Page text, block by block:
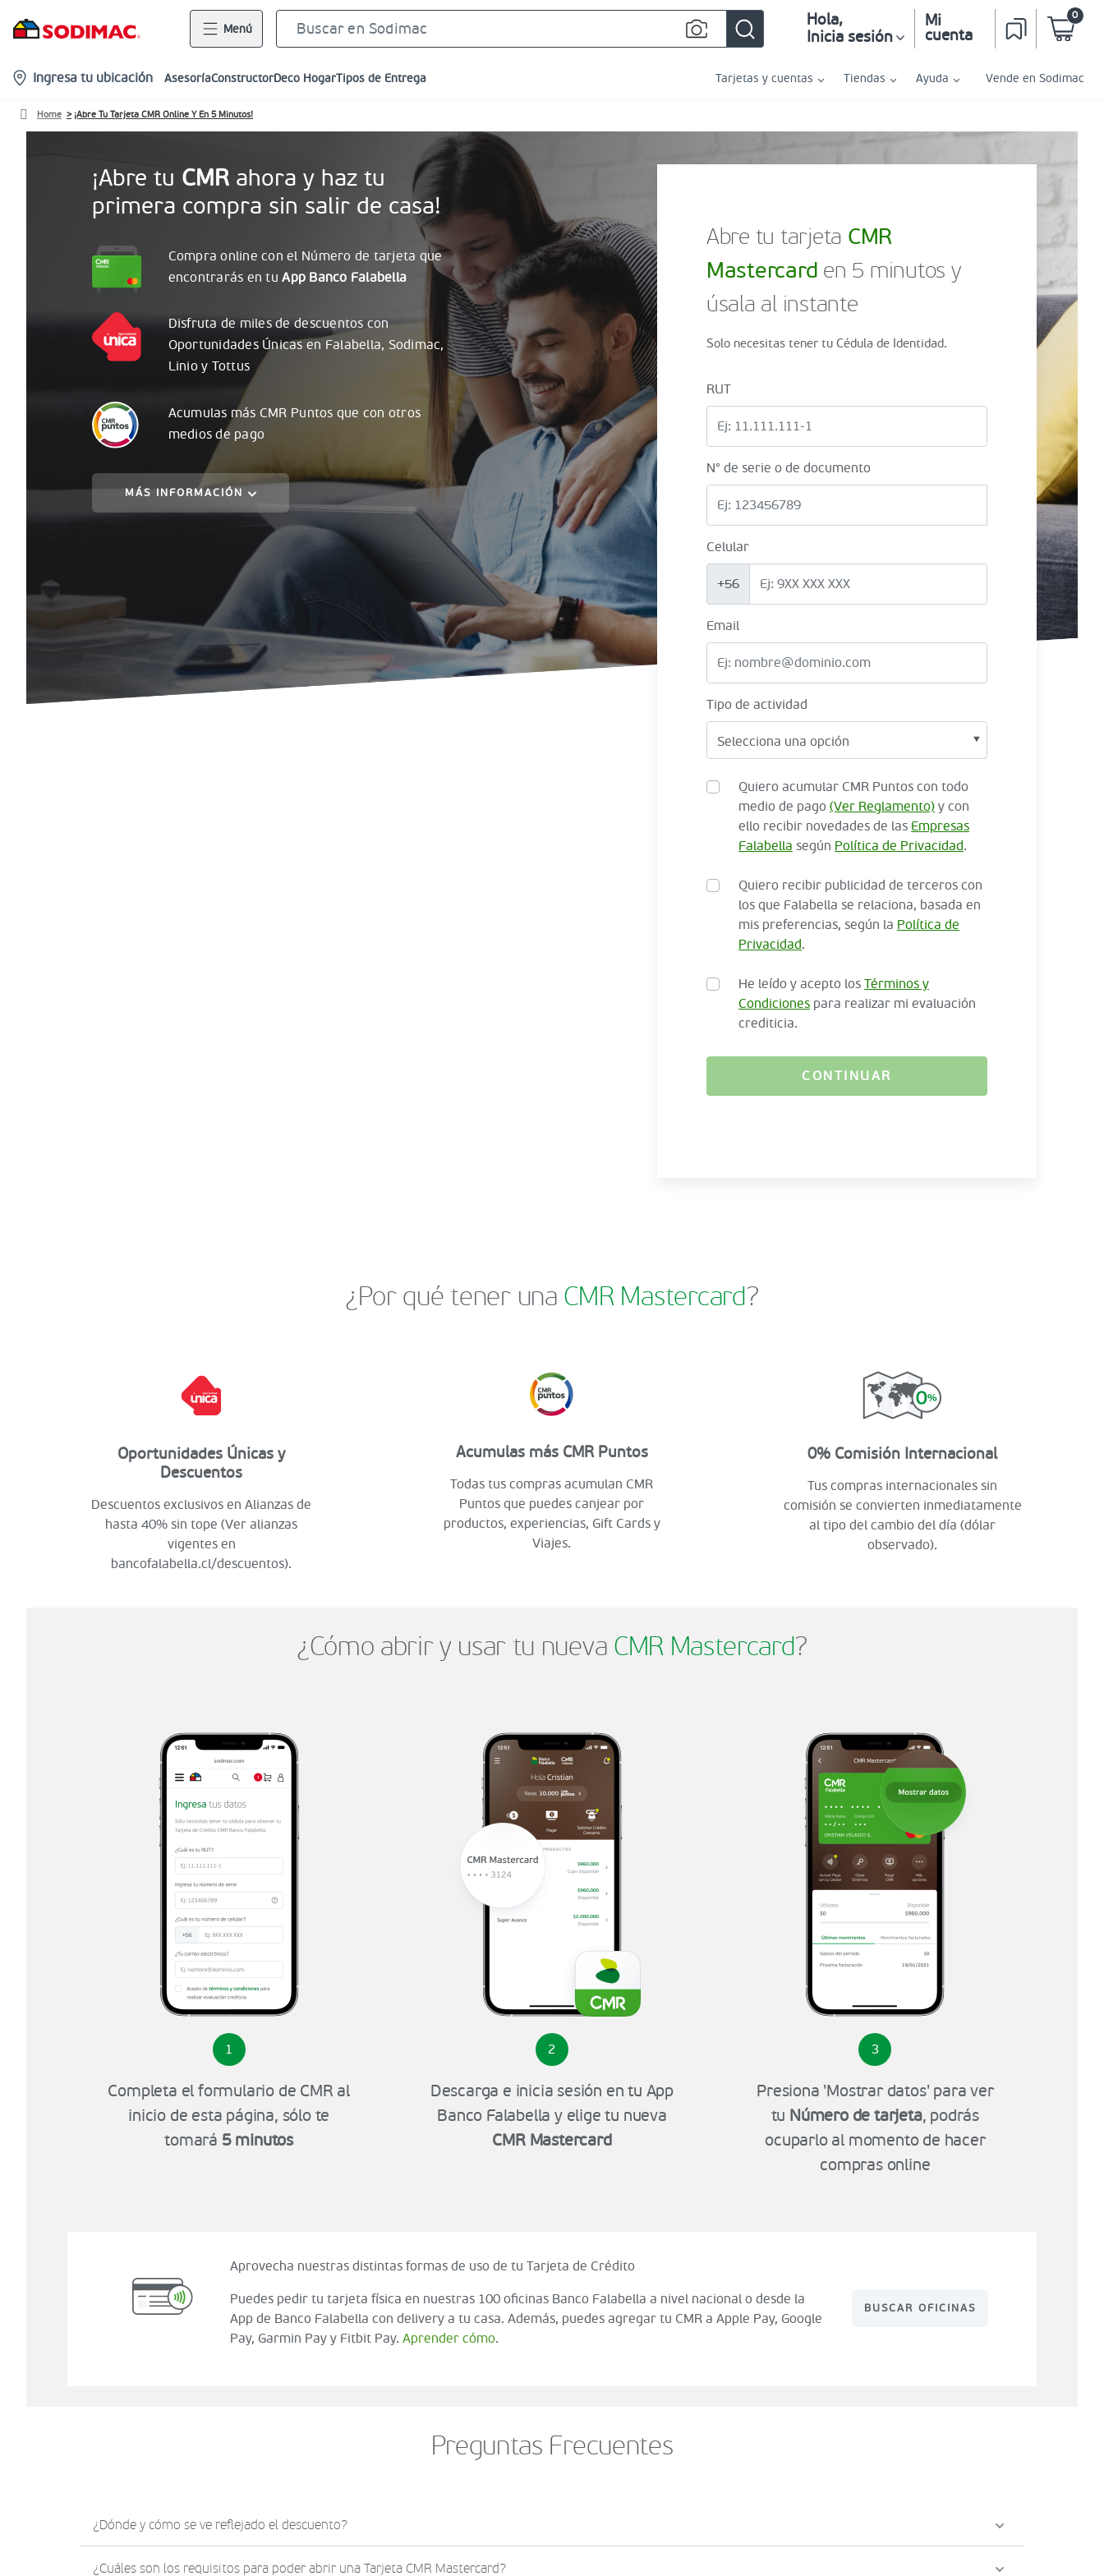
Menú Hola,
Inicia sesión
Mi
cuenta
0
location-
icon
Ingresa tu ubicación AsesoríaConstructorDeco HogarTipos de Entrega Tarjetas y cuentas Tiendas Ayuda Vende en Sodimac
Home ¡Abre Tu Tarjeta CMR Online Y En 5 Minutos!
¡Abre tu CMR ahora y haz tu
primera compra sin salir de casa!
Compra online con el Número de tarjeta que
encontrarás en tu App Banco Falabella
Disfruta de miles de descuentos con
OportunidadesÚnicasen Falabella, Sodimac,
Linio y Tottus
Acumulas más CMR Puntos que con otros
medios de pago
MÁS INFORMACIÓN
Abre tu tarjeta CMR
Mastercard en 5 minutos y
úsala al instante
Solo necesitas tener tu Cédula de Identidad.
RUT
N° de serie o de documento
Celular
+56
Email
Tipo de actividad
Quiero acumular CMR Puntos con todo
medio de pago (Ver Reglamento) y con
ello recibir novedades de las Empresas
Falabella según Política de Privacidad.
Quiero recibir publicidad de terceros con
los que Falabella se relaciona, basada en
mis preferencias, según la Política de
Privacidad.
He leído y acepto los Términos y
Condiciones para realizar mi evaluación
crediticia.
CONTINUAR
¿Por qué tener una CMR Mastercard?
Oportunidades Únicas y
Descuentos
Descuentos exclusivos en Alianzas de
hasta 40% sin tope (Ver alianzas
vigentes en
bancofalabella.cl/descuentos).
Acumulas más CMR Puntos
Todas tus compras acumulan CMR
Puntos que puedes canjear por
productos, experiencias, Gift Cards y
Viajes.
0% Comisión Internacional
Tus compras internacionales sin
comisión se convierten inmediatamente
al tipo del cambio del día (dólar
observado).
¿Cómo abrir y usar tu nueva CMR Mastercard?
1
Completa el formulario de CMR al
inicio de esta página, sólo te
tomará 5 minutos
2
Descarga e inicia sesión en tu App
Banco Falabella y elige tu nueva
CMR Mastercard
3
Presiona 'Mostrar datos' para ver
tu Número de tarjeta, podrás
ocuparlo al momento de hacer
compras online
Aprovecha nuestras distintas formas de uso de tu Tarjeta de Crédito
Puedes pedir tu tarjeta física en nuestras 100 oficinas Banco Falabella a nivel nacional o desde la
App de Banco Falabella con delivery a tu casa. Además, puedes agregar tu CMR a Apple Pay, Google
Pay, Garmin Pay y Fitbit Pay. Aprender cómo.
BUSCAR OFICINAS
Preguntas Frecuentes
¿Dónde y cómo se ve reflejado el descuento?
¿Cuáles son los requisitos para poder abrir una Tarjeta CMR Mastercard?